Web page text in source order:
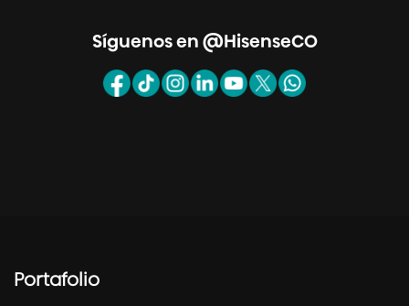
Síguenos en @HisenseCO
Portafolio